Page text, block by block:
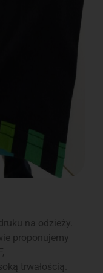
na odzieży.
proponujemy
trwałością.